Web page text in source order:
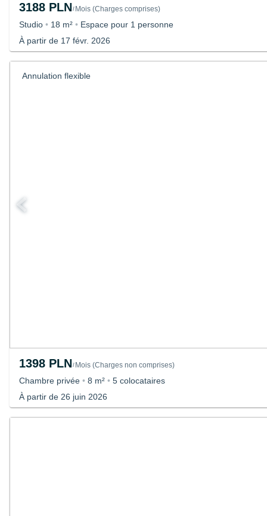
3188 PLN/ Mois (Charges comprises)
Studio • 18 m² • Espace pour 1 personne
À partir de 17 févr. 2026
Annulation flexible
1398 PLN/ Mois (Charges non comprises)
Chambre privée • 8 m² • 5 colocataires
À partir de 26 juin 2026